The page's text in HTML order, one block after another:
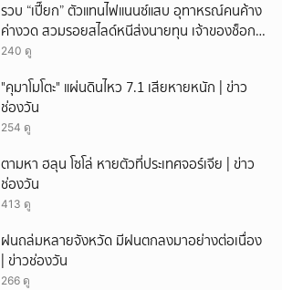
รวบ “เปี๊ยก” ตัวแทนไฟแนนซ์แสบ อุทาหรณ์คนค้าง
ค่างวด สวมรอยสไลด์หนีส่งนายทุน เจ้าของช็อก
หนี้ยังอยู่ - รถปลิว เสียหายกว่า 600,000 บาท
240 ดู
"คุมาโมโตะ" แผ่นดินไหว 7.1 เสียหายหนัก | ข่าว
ช่องวัน
254 ดู
ตามหา ฮลุน โซโล่ หายตัวที่ประเทศจอร์เจีย | ข่าว
ช่องวัน
413 ดู
ฝนถล่มหลายจังหวัด มีฝนตกลงมาอย่างต่อเนื่อง
| ข่าวช่องวัน
266 ดู